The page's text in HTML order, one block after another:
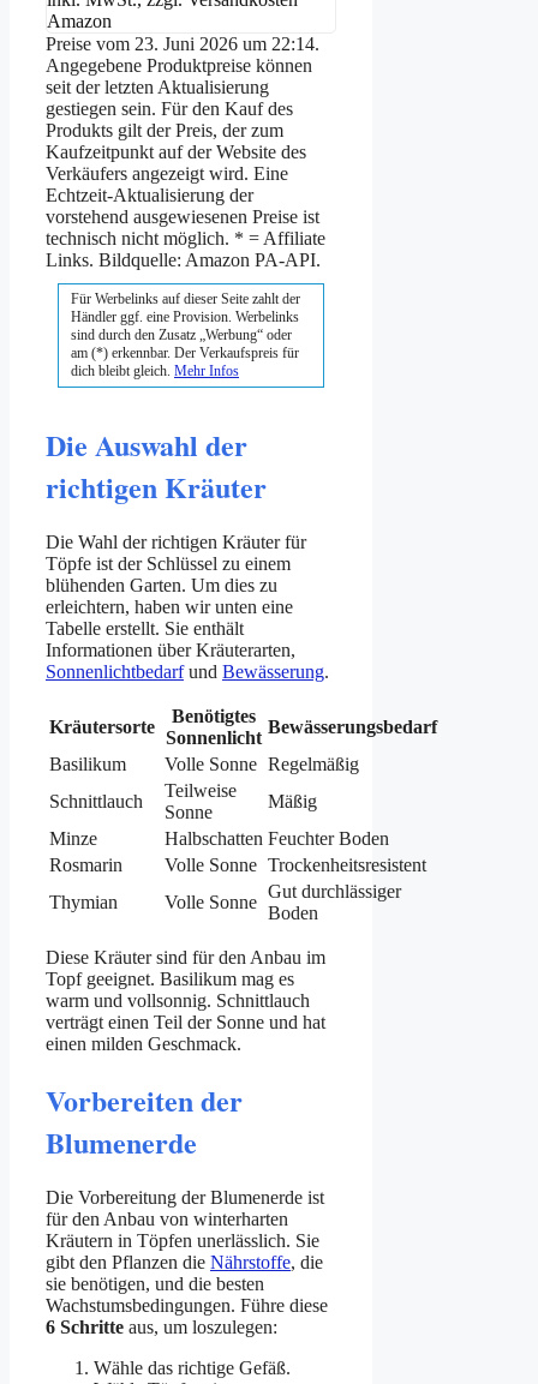
Amazon
Preise vom 23. Juni 2026 um 22:14.
Angegebene Produktpreise können
seit der letzten Aktualisierung
gestiegen sein. Für den Kauf des
Produkts gilt der Preis, der zum
Kaufzeitpunkt auf der Website des
Verkäufers angezeigt wird. Eine
Echtzeit-Aktualisierung der
vorstehend ausgewiesenen Preise ist
technisch nicht möglich. * = Affiliate
Links. Bildquelle: Amazon PA-API.
Für Werbelinks auf dieser Seite zahlt der
Händler ggf. eine Provision. Werbelinks
sind durch den Zusatz „Werbung“ oder
am (*) erkennbar. Der Verkaufspreis für
dich bleibt gleich. Mehr Infos
Die Auswahl der
richtigen Kräuter
Die Wahl der richtigen Kräuter für
Töpfe ist der Schlüssel zu einem
blühenden Garten. Um dies zu
erleichtern, haben wir unten eine
Tabelle erstellt. Sie enthält
Informationen über Kräuterarten,
Sonnenlichtbedarfund Bewässerung.
Kräutersorte
Benötigtes
Sonnenlicht
Bewässerungsbedarf
Basilikum
Volle Sonne Regelmäßig
Schnittlauch
Teilweise
Sonne
Mäßig
Minze
Halbschatten Feuchter Boden
Rosmarin
Volle Sonne Trockenheitsresistent
Thymian
Volle Sonne
Gut durchlässiger
Boden
Diese Kräuter sind für den Anbau im
Topf geeignet. Basilikum mag es
warm und vollsonnig. Schnittlauch
verträgt einen Teil der Sonne und hat
einen milden Geschmack.
Vorbereiten der
Blumenerde
Die Vorbereitung der Blumenerde ist
für den Anbau von winterharten
Kräutern in Töpfen unerlässlich. Sie
gibt den Pflanzen die Nährstoffe, die
sie benötigen, und die besten
Wachstumsbedingungen. Führe diese
6 Schritte aus, um loszulegen:
Wähle das richtige Gefäß.